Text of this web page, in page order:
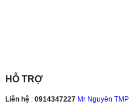
HỖ TRỢ
Liên hệ : 0914347227Mr Nguyên TMP